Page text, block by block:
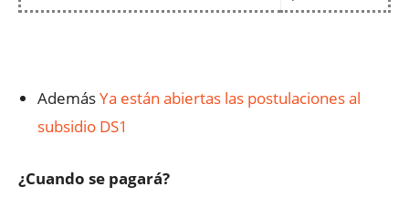
AdemásYa están abiertas las postulaciones al
subsidio DS1
¿Cuando se pagará?